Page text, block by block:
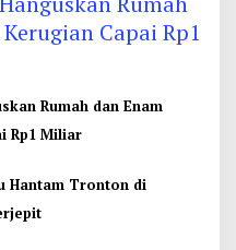
Rumah dan Enam
Rp1 Miliar
Hantam Tronton di